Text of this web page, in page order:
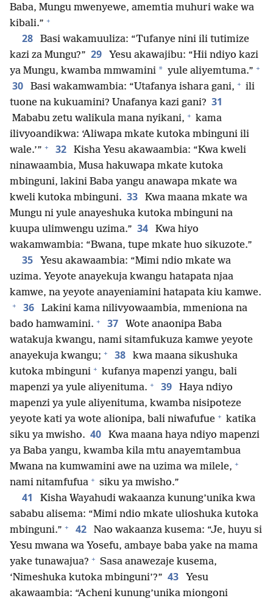
Baba, Mungu mwenyewe, amemtia muhuri wake wa
kibali.” +
28
Basi wakamuuliza: “Tufanye nini ili tutimize
kazi za Mungu?” 29
Yesu akawajibu: “Hii ndiyo kazi
ya Mungu, kwamba mmwamini * yule aliyemtuma.” +
30 Basi wakamwambia: “Utafanya ishara gani, + ili
tuone na kukuamini? Unafanya kazi gani? 31
Mababu zetu walikula mana nyikani, + kama
ilivyoandikwa: ‘Aliwapa mkate kutoka mbinguni ili
wale.’” + 32
Kisha Yesu akawaambia: “Kwa kweli
ninawaambia, Musa hakuwapa mkate kutoka
mbinguni, lakini Baba yangu anawapa mkate wa
kweli kutoka mbinguni. 33
Kwa maana mkate wa
Mungu ni yule anayeshuka kutoka mbinguni na
kuupa ulimwengu uzima.” 34
Kwa hiyo
wakamwambia: “Bwana, tupe mkate huo sikuzote.”
35
Yesu akawaambia: “Mimi ndio mkate wa
uzima. Yeyote anayekuja kwangu hatapata njaa
kamwe, na yeyote anayeniamini hatapata kiu kamwe.
+ 36
Lakini kama nilivyowaambia, mmeniona na
bado hamwamini. + 37
Wote anaonipa Baba
watakuja kwangu, nami sitamfukuza kamwe yeyote
anayekuja kwangu; + 38
kwa maana sikushuka
kutoka mbinguni + kufanya mapenzi yangu, bali
mapenzi ya yule aliyenituma. + 39
Haya ndiyo
mapenzi ya yule aliyenituma, kwamba nisipoteze
yeyote kati ya wote alionipa, bali niwafufue + katika
siku ya mwisho. 40
Kwa maana haya ndiyo mapenzi
ya Baba yangu, kwamba kila mtu anayemtambua
Mwana na kumwamini awe na uzima wa milele, +
nami nitamfufua + siku ya mwisho.”
41
Kisha Wayahudi wakaanza kunung’unika kwa
sababu alisema: “Mimi ndio mkate ulioshuka kutoka
mbinguni.” + 42
Nao wakaanza kusema: “Je, huyu si
Yesu mwana wa Yosefu, ambaye baba yake na mama
yake tunawajua? + Sasa anawezaje kusema,
‘Nimeshuka kutoka mbinguni’?” 43
Yesu
akawaambia: “Acheni kunung’unika miongoni